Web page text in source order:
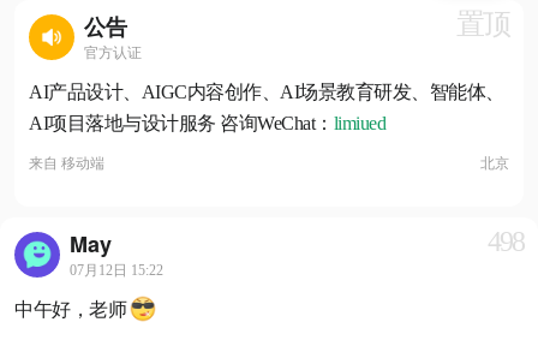
公告
官方认证
置顶
AI产品设计、AIGC内容创作、AI场景教育研发、智能体、
AI项目落地与设计服务 咨询WeChat： limiued
来自 移动端 北京
May
07月12日 15:22
498
中午好，老师